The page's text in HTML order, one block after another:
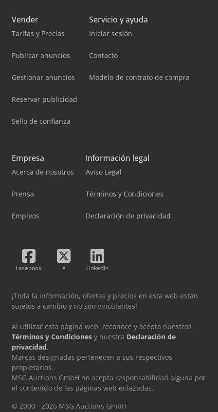
Vender
Tarifas y Precios
Publicar anuncios
Gestionar anuncios
Reservar publicidad
Sello de confianza
Servicio y ayuda
Iniciar sesión
Contacto
Modelo de contrato de compra
Empresa
Acerca de nosotros
Prensa
Empleos
Información legal
Aviso Legal
Términos y Condiciones
Declaración de privacidad
Facebook X LinkedIn
¡Toda la información, ofertas y precios en esta web están
sujetos a cambio y no son vinculantes!
Al utilizar esta página web, reconoce y acepta nuestros
Términos y Condiciones y nuestra Declaración de
privacidad.
Marcas designadas pertenecen a sus respectivos
propietarios.
MSG Auctions GmbH no acepta responsabilidad alguna por
el contenido de las páginas web enlazadas.
© 2000 - 2026 MSG Auctions GmbH